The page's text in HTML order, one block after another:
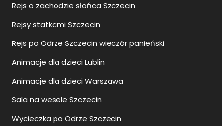
Rejs o zachodzie słońca Szczecin
Rejsy statkami Szczecin
Rejs po Odrze Szczecin wieczór panieński
Animacje dla dzieci Lublin
Animacje dla dzieci Warszawa
Sala na wesele Szczecin
Wycieczka po Odrze Szczecin